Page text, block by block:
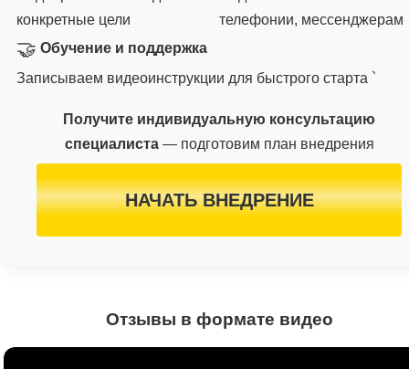
конкретные цели
телефонии, мессенджерам
🤝 Обучение и поддержка
Записываем видеоинструкции для быстрого старта `
Получите индивидуальную консультацию
специалиста— подготовим план внедрения
НАЧАТЬ ВНЕДРЕНИЕ
Отзывы в формате видео